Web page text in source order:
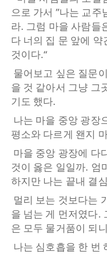
으로 가서 ”나는 교주
라. 그럼 마을 사람들
다 너의 집 문 앞에
것이다.“
물어보고 싶은 질문
을 것 같아서 그냥 그
기도 했다.
나는 마을 중앙 광장
평소와 다르게 왠지
마을 중앙 광장에 다
것이 옳은 일일까. 엄
하지만 나는 끝내 결
멀리 보는 것보다는
을 넘는 게 먼저였다.
은 모두 물거품이 되
나는 심호흡을 한 번